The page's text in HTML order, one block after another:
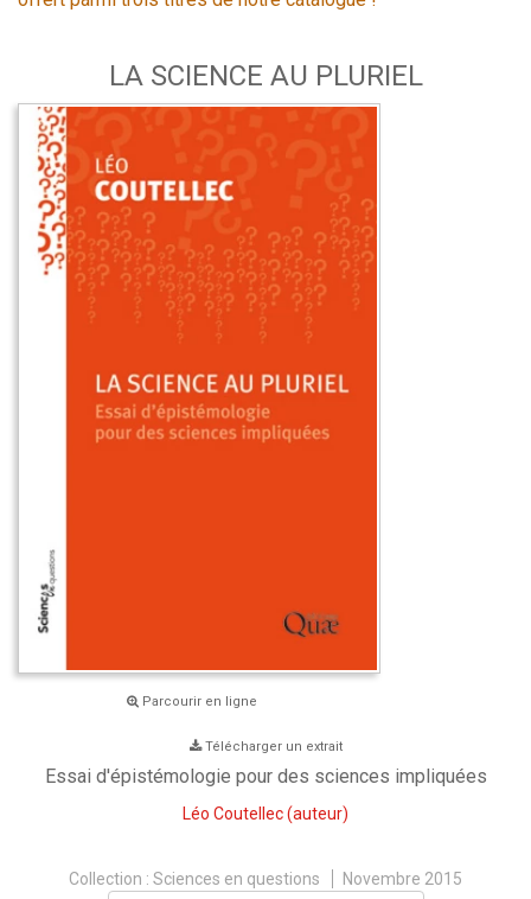
LA SCIENCE AU PLURIEL
Parcourir en ligne
Télécharger un extrait
Essai d'épistémologie pour des sciences impliquées
Léo Coutellec(auteur)
Collection : Sciences en questions
Novembre 2015